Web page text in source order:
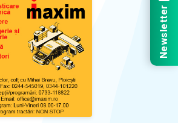
Newsletter